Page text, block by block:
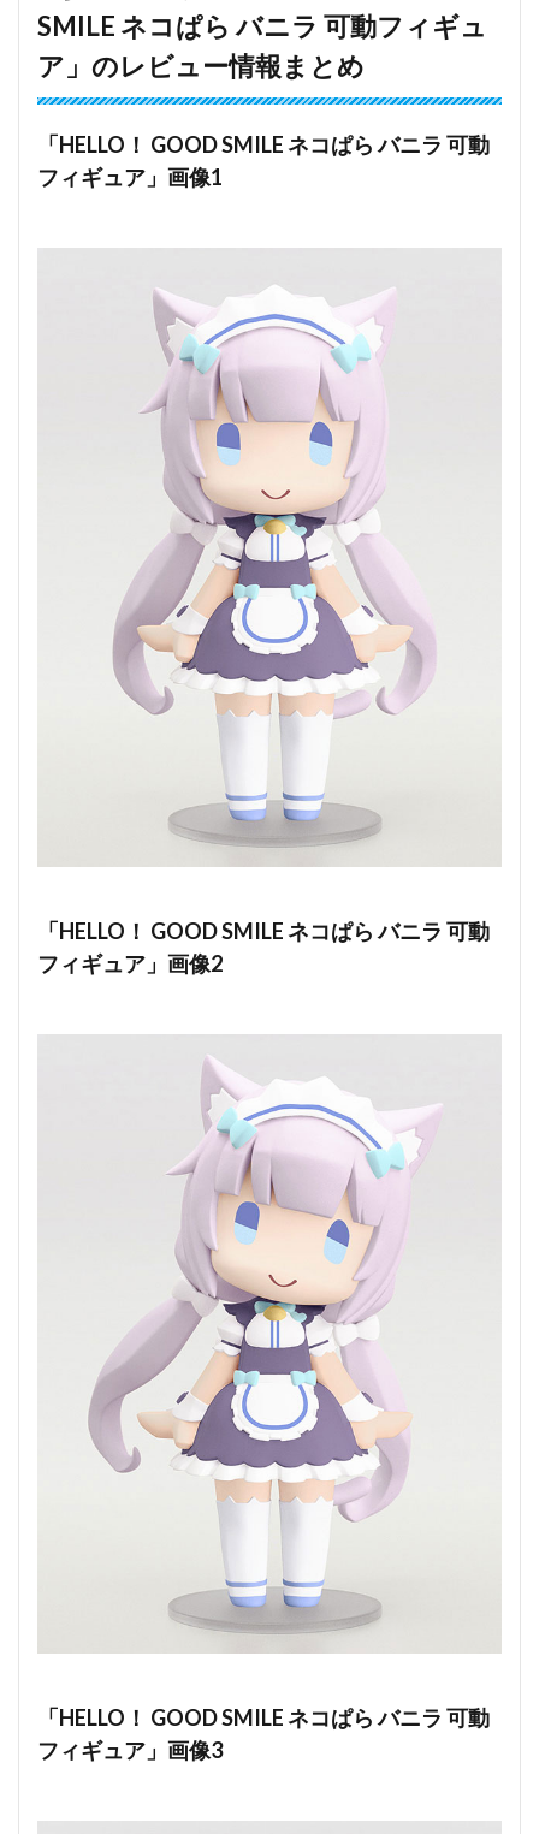
SMILE ネコぱら バニラ 可動フィギュ
ア」のレビュー情報まとめ
「HELLO！ GOOD SMILE ネコぱら バニラ 可動
フィギュア」画像1
「HELLO！ GOOD SMILE ネコぱら バニラ 可動
フィギュア」画像2
「HELLO！ GOOD SMILE ネコぱら バニラ 可動
フィギュア」画像3